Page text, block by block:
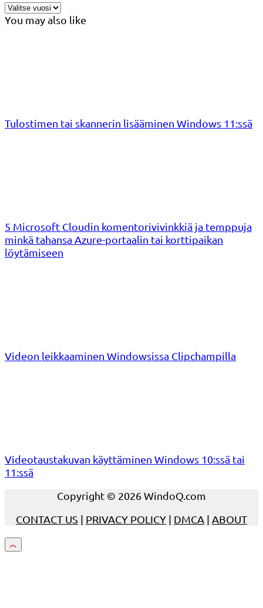
You may also like
Tulostimen tai skannerin lisääminen Windows 11:ssä
5 Microsoft Cloudin komentorivivinkkiä ja temppuja
minkä tahansa Azure-portaalin tai korttipaikan
löytämiseen
Videon leikkaaminen Windowsissa Clipchampilla
Videotaustakuvan käyttäminen Windows 10:ssä tai
11:ssä
Copyright © 2026 WindoQ.com
CONTACT US | PRIVACY POLICY | DMCA | ABOUT